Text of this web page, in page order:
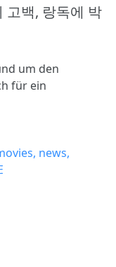
고백, 랑독에 박
um den
für ein